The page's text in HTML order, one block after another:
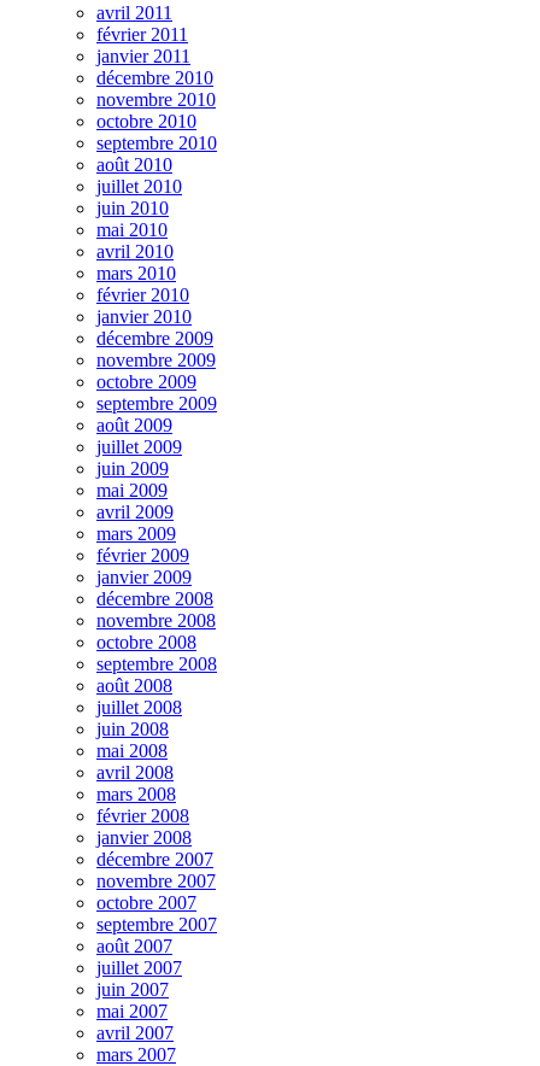
avril 2011
février 2011
janvier 2011
décembre 2010
novembre 2010
octobre 2010
septembre 2010
août 2010
juillet 2010
juin 2010
mai 2010
avril 2010
mars 2010
février 2010
janvier 2010
décembre 2009
novembre 2009
octobre 2009
septembre 2009
août 2009
juillet 2009
juin 2009
mai 2009
avril 2009
mars 2009
février 2009
janvier 2009
décembre 2008
novembre 2008
octobre 2008
septembre 2008
août 2008
juillet 2008
juin 2008
mai 2008
avril 2008
mars 2008
février 2008
janvier 2008
décembre 2007
novembre 2007
octobre 2007
septembre 2007
août 2007
juillet 2007
juin 2007
mai 2007
avril 2007
mars 2007